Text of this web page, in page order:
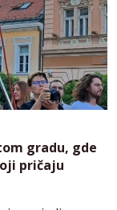
gradu, gde
pričaju